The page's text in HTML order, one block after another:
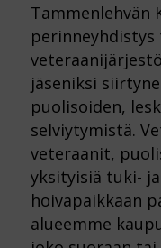
Tammenlehvän
perinneyhdistys
jäseniksi
puolisoiden,
selviytymistä.
veteraanit,
yksityisiä tuki-
hoivapaikkaan
alueemme